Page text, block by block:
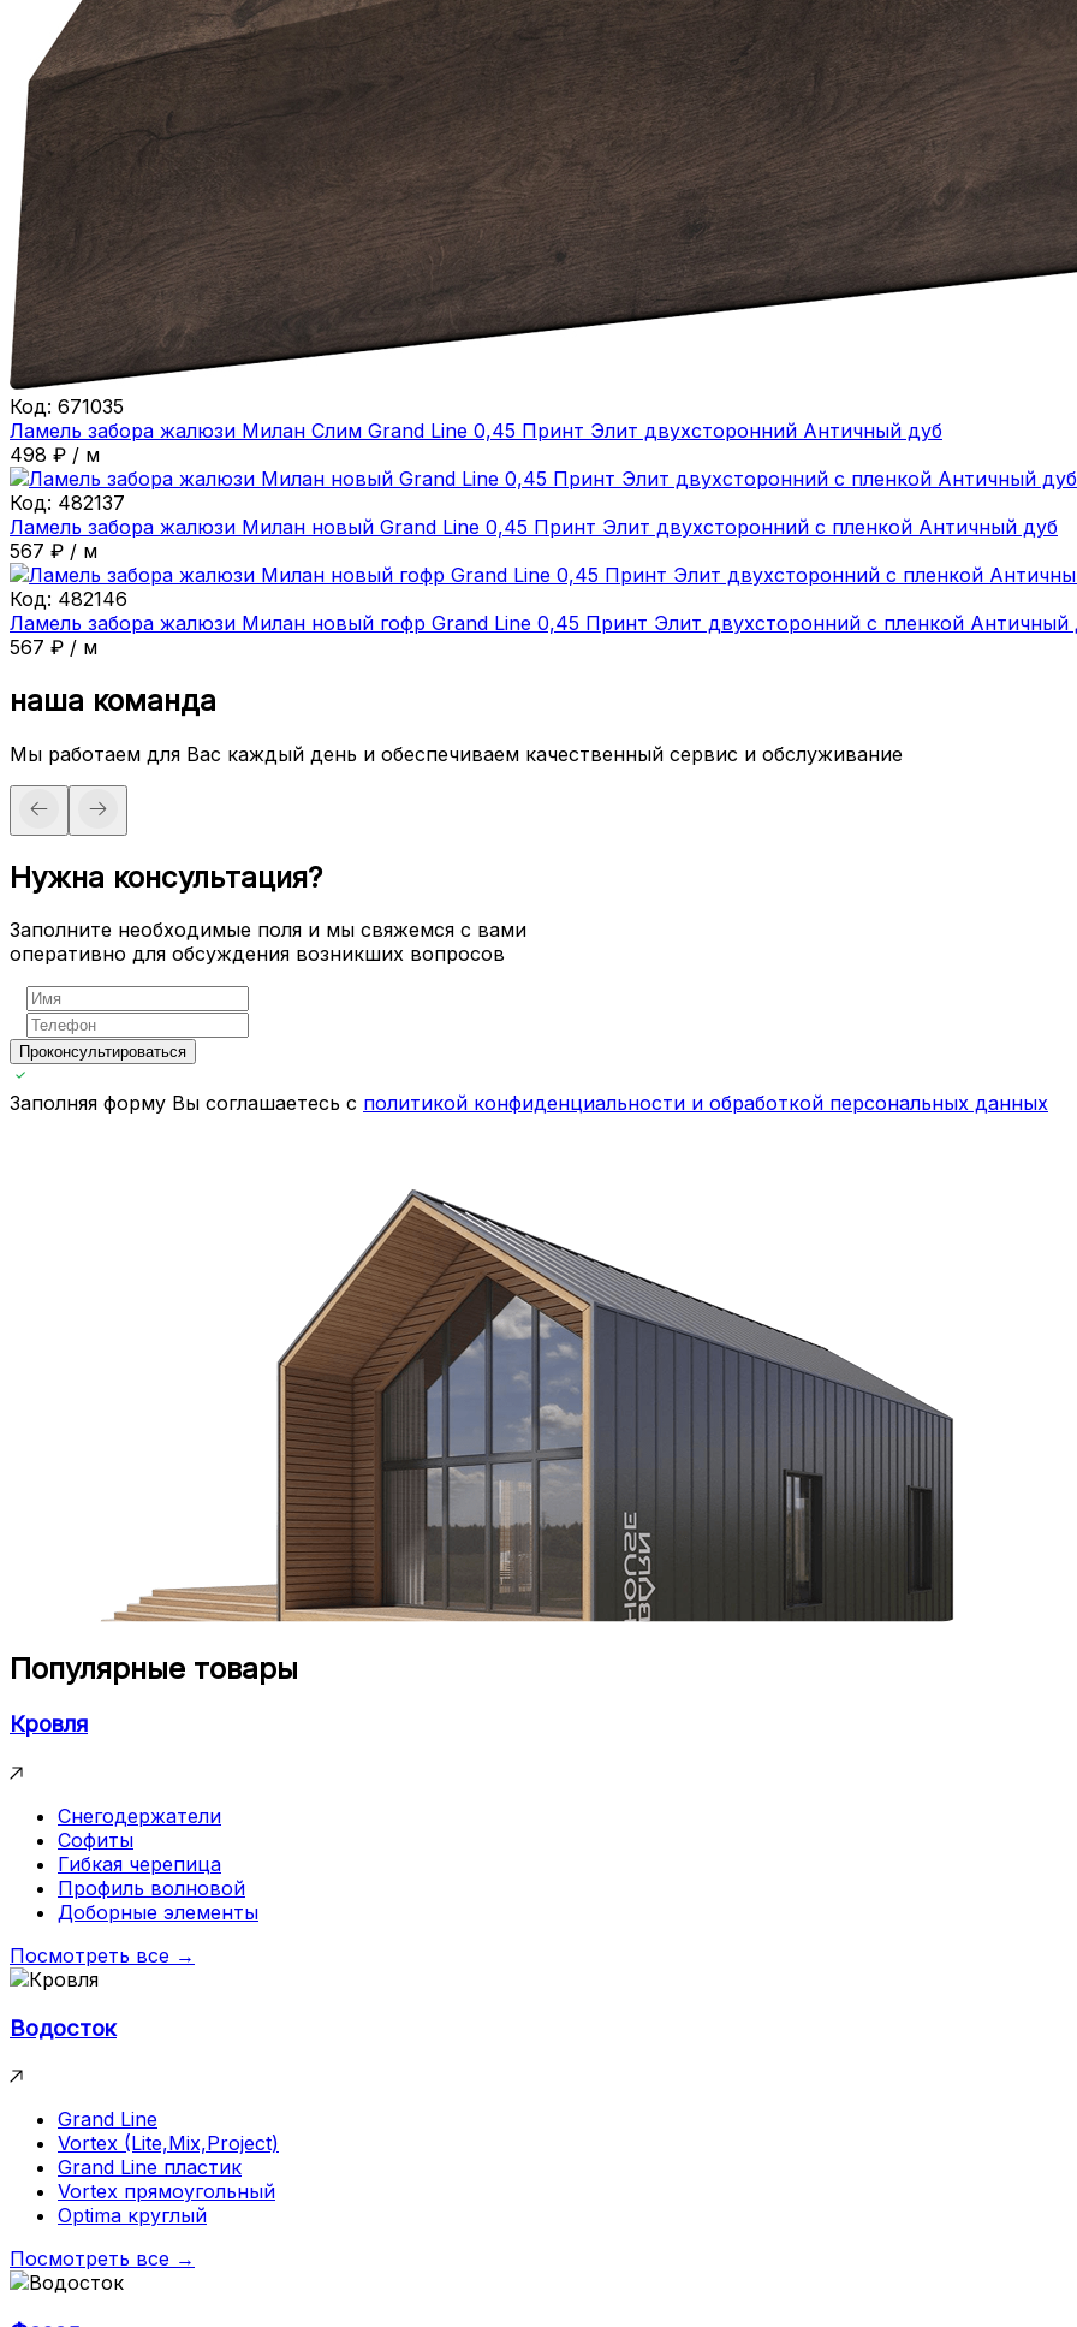
Код: 671035
Ламель забора жалюзи Милан Слим Grand Line 0,45 Принт Элит двухсторонний Античный дуб
498 ₽ / м
Код: 482137
Ламель забора жалюзи Милан новый Grand Line 0,45 Принт Элит двухсторонний с пленкой Античный дуб
567 ₽ / м
Код: 482146
Ламель забора жалюзи Милан новый гофр Grand Line 0,45 Принт Элит двухсторонний с пленкой Античный
567 ₽ / м
наша команда
Мы работаем для Вас каждый день и обеспечиваем качественный сервис и обслуживание
Нужна консультация?
Заполните необходимые поля и мы свяжемся с вами
оперативно для обсуждения возникших вопросов
Проконсультироваться
Заполняя форму Вы соглашаетесь с политикой конфиденциальности и обработкой персональных данных
Популярные товары
Кровля
Снегодержатели
Софиты
Гибкая черепица
Профиль волновой
Доборные элементы
Посмотреть все →
Водосток
Grand Line
Vortex (Lite,Mix,Project)
Grand Line пластик
Vortex прямоугольный
Optima круглый
Посмотреть все →